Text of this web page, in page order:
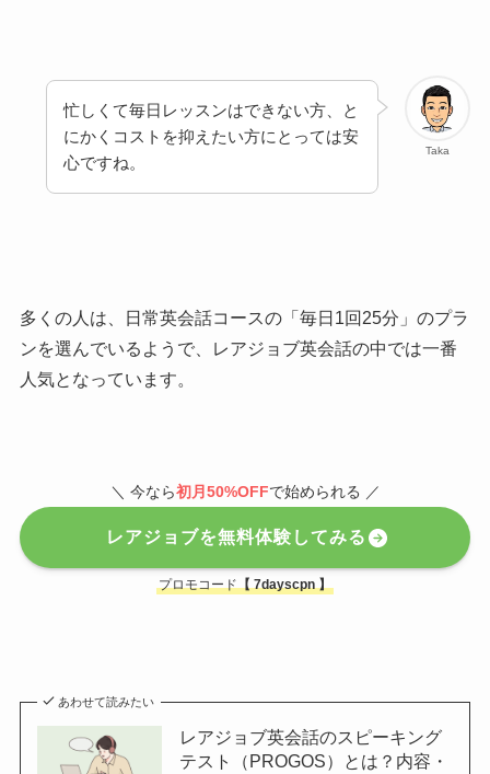
Taka
忙しくて毎日レッスンはできない方、と
にかくコストを抑えたい方にとっては安
心ですね。
多くの人は、日常英会話コースの「毎日1回25分」のプラ
ンを選んでいるようで、レアジョブ英会話の中では一番
人気となっています。
＼ 今なら初月50%OFFで始められる ／
レアジョブを無料体験してみる
プロモコード【7dayscpn】
あわせて読みたい
レアジョブ英会話のスピーキング
テスト（PROGOS）とは？内容・